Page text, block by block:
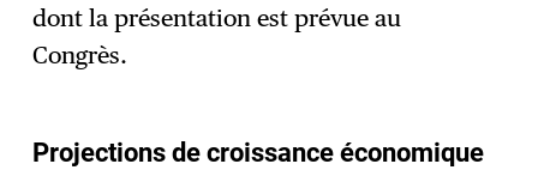
dont la présentation est prévue au
Congrès.